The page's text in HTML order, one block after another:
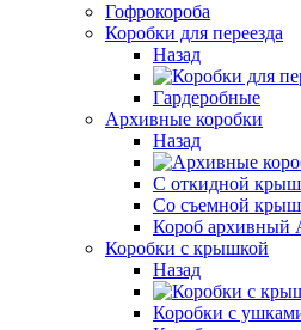
Гофрокороба
Коробки для переезда
Назад
Гардеробные
Архивные коробки
Назад
С откидной
Со съемной
Короб архивный
Коробки с крышкой
Назад
Коробки с